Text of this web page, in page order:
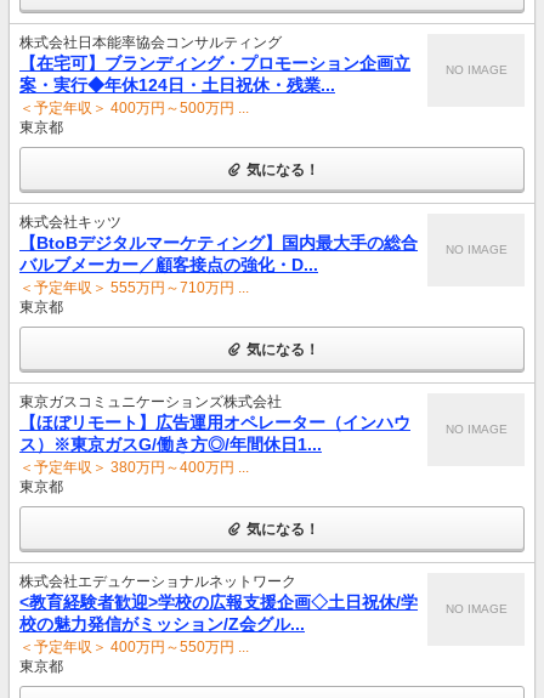
株式会社日本能率協会コンサルティング
【在宅可】ブランディング・プロモーション企画立
案・実行◆年休124日・土日祝休・残業...
＜予定年収＞ 400万円～500万円 ...
東京都
NO IMAGE
気になる！
株式会社キッツ
【BtoBデジタルマーケティング】国内最大手の総合
バルブメーカー／顧客接点の強化・D...
＜予定年収＞ 555万円～710万円 ...
東京都
NO IMAGE
気になる！
東京ガスコミュニケーションズ株式会社
【ほぼリモート】広告運用オペレーター（インハウ
ス）※東京ガスG/働き方◎/年間休日1...
＜予定年収＞ 380万円～400万円 ...
東京都
NO IMAGE
気になる！
株式会社エデュケーショナルネットワーク
<教育経験者歓迎>学校の広報支援企画◇土日祝休/学
校の魅力発信がミッション/Z会グル...
＜予定年収＞ 400万円～550万円 ...
東京都
NO IMAGE